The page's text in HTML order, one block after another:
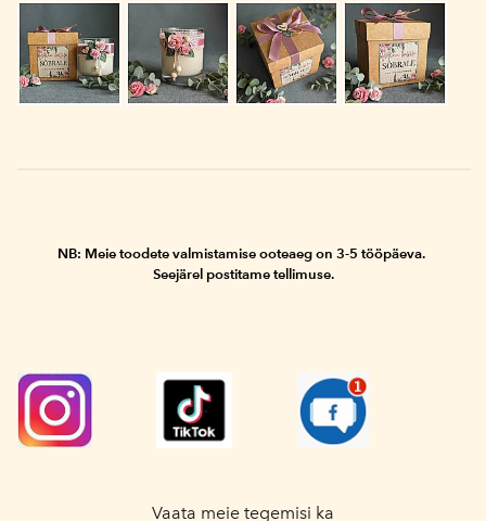
NB: Meie toodete valmistamise ooteaeg on 3-5 tööpäeva.
Seejärel postitame tellimuse.
Vaata meie tegemisi ka